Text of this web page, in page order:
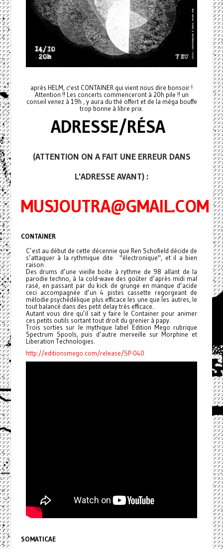
après HELM, c'est CONTAINER qui vient nous dire bonsoir !
Attention !! Les concerts commenceront à 20h pile !! un
conseil venez à 19h , y aura du thé offert et de la méga bouffe
trop bonne à libre prix.
ADRESSE/RÉSA
(ATTENTION ON A FAIT UNE ERREUR DANS
L'ADRESSE AVANT) :
MUSJOUTRA@GMAIL.COM
CONTAINER
C’est au début de cette décennie que Ren Schofield décide de
s’attaquer à la rythmique dite "électronique", et il a bien
raison .
Des drums d’une vieille boite à rythme de 98 allant de la
parodie techno, à la cold-wave des goûter d’après midi mal
rasé, en passant par du kick de grunge en manque d’acide
ceci accompagnée d’un 4 pistes cassette regorgeant de
mélodie psychédélique plus efficace les une que les autres, le
tout balancé dans des petit delay très efficace..
Autant vous dire qu’il sait y faire le Container pour animer
ces petits outils sortant tout droit du grenier à papy.
Trois sorties sur le mythique label Edition Mego rubrique
Spectrum Spools, puis d’autre merveille sur Morphine et
Liberation Technologies.
http://editionsmego.com/release/SP-040
SOMATICAE